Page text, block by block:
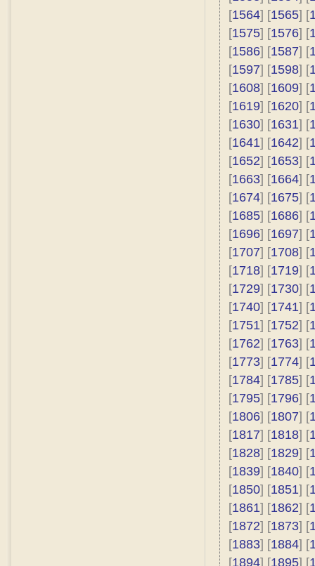
[1564] [1565] [
[1575] [1576] [
[1586] [1587] [
[1597] [1598] [
[1608] [1609] [
[1619] [1620] [
[1630] [1631] [
[1641] [1642] [
[1652] [1653] [
[1663] [1664] [
[1674] [1675] [
[1685] [1686] [
[1696] [1697] [
[1707] [1708] [
[1718] [1719] [
[1729] [1730] [
[1740] [1741] [
[1751] [1752] [
[1762] [1763] [
[1773] [1774] [
[1784] [1785] [
[1795] [1796] [
[1806] [1807] [
[1817] [1818] [
[1828] [1829] [
[1839] [1840] [
[1850] [1851] [
[1861] [1862] [
[1872] [1873] [
[1883] [1884] [
[1894] [1895] [